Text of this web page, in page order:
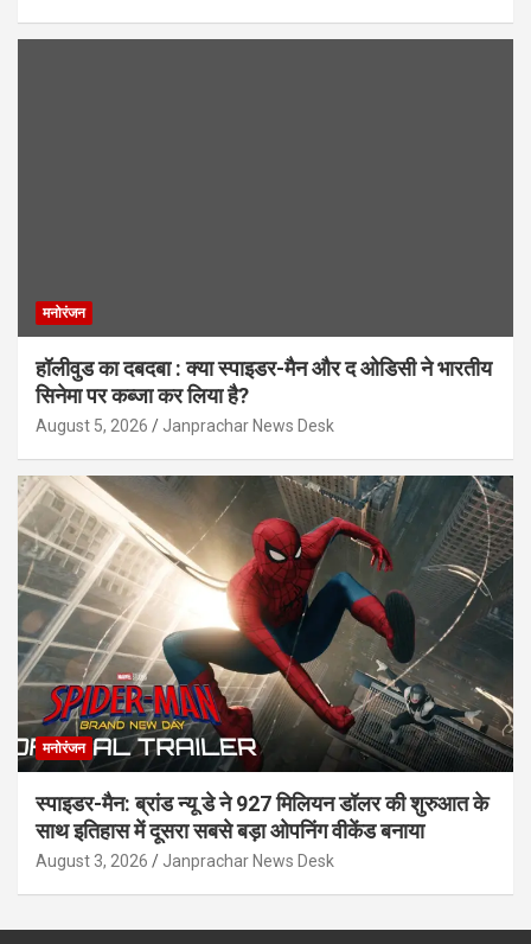
मनोरंजन
हॉलीवुड का दबदबा : क्या स्पाइडर-मैन और द ओडिसी ने भारतीय
सिनेमा पर कब्जा कर लिया है?
August 5, 2026 Janprachar News Desk
मनोरंजन
स्पाइडर-मैन: ब्रांड न्यू डे ने 927 मिलियन डॉलर की शुरुआत के
साथ इतिहास में दूसरा सबसे बड़ा ओपनिंग वीकेंड बनाया
August 3, 2026 Janprachar News Desk